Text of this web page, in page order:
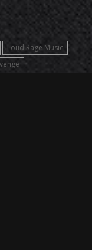
Loud Rage Music